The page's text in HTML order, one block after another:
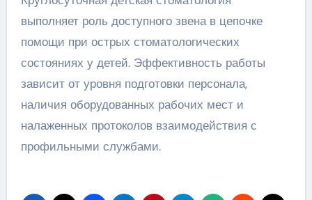
выполняет роль доступного звена в цепочке
помощи при острых стоматологических
состояниях у детей. Эффективность работы
зависит от уровня подготовки персонала,
наличия оборудованных рабочих мест и
налаженных протоколов взаимодействия с
профильными службами.